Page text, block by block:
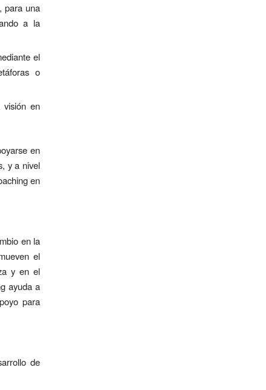
para una
a la
el
o
visión en
en
y a nivel
en
en la
el
y en el
ayuda a
para
de